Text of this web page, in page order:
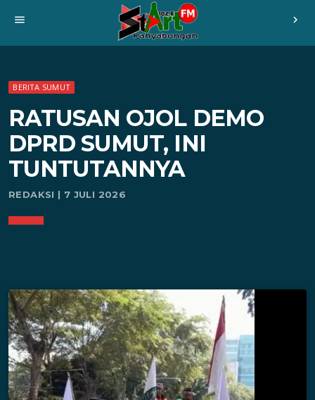
menu chevron_right
BERITA SUMUT
RATUSAN OJOL DEMO
DPRD SUMUT, INI
TUNTUTANNYA
REDAKSI | 7 JULI 2026